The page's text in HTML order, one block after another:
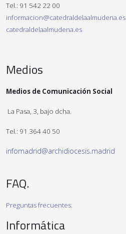
Tel.: 91 542 22 00
informacion@catedraldelaalmudena.es
catedraldelaalmudena.es
Medios
Medios de Comunicación Social
La Pasa, 3, bajo dcha.
Tel.: 91 364 40 50
infomadrid@archidiocesis.madrid
FAQ.
Preguntas frecuentes.
Informática